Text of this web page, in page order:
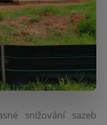
snižování sazeb